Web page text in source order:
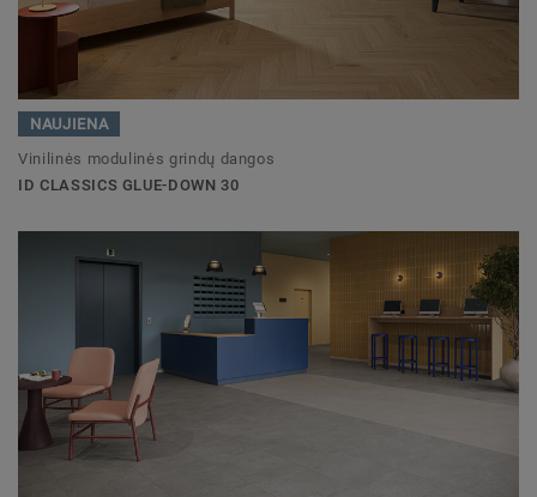
NAUJIENA
Vinilinės modulinės grindų dangos
ID CLASSICS GLUE-DOWN 30